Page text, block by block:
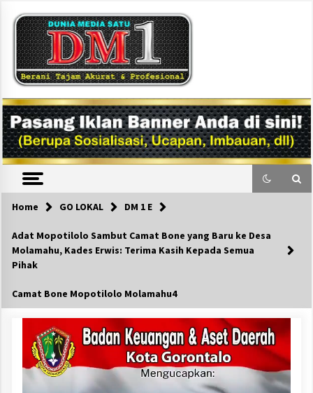
content
DM1
Home GO LOKAL DM 1 E
Adat Mopotilolo Sambut Camat Bone yang Baru ke Desa
Molamahu, Kades Erwis: Terima Kasih Kepada Semua
Pihak
Camat Bone Mopotilolo Molamahu4